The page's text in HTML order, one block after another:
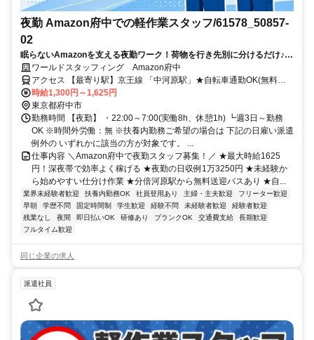
夜勤 Amazon府中での軽作業スタッフ/61578_50857-
02
眠らないAmazonを支える夜勤ワーク！荷物を行き先別に分けるだけ♪最
大時給1625円＆週3日～OK！
ワールドスタッフィング Amazon府中
アクセス 【最寄り駅】京王線 「中河原駅」★自転車通勤OK(無料駐
輪場あり)
時給1,300円～1,625円
東京都府中市
勤務時間 【夜勤】 ・22:00～7:00(実働8h、休憩1h) ┗週3日～勤務
OK ※時間外労働：無 ※扶養内勤務ご希望の場合は 下記の日雇い派遣
例外の いずれかに該当の方が対象です。 ...
仕事内容 ＼Amazon府中で夜勤スタッフ募集！／ ★最大時給1625
円！深夜帯で効率よく稼げる ★夜勤の日収例1万3250円 ★未経験か
ら始めやすい仕分け作業 ★分倍河原駅から無料送迎バスあり ★自...
業界未経験者歓迎 扶養内勤務OK 社員登用あり 主婦・主夫歓迎
フリーター歓迎
早朝
学歴不問 固定時間制 学生歓迎 経験不問 未経験者歓迎
経験者歓迎
残業なし
夜間 即日払いOK 研修あり ブランクOK 交通費支給
長期歓迎
フルタイム歓迎
同じ企業の求人
派遣社員